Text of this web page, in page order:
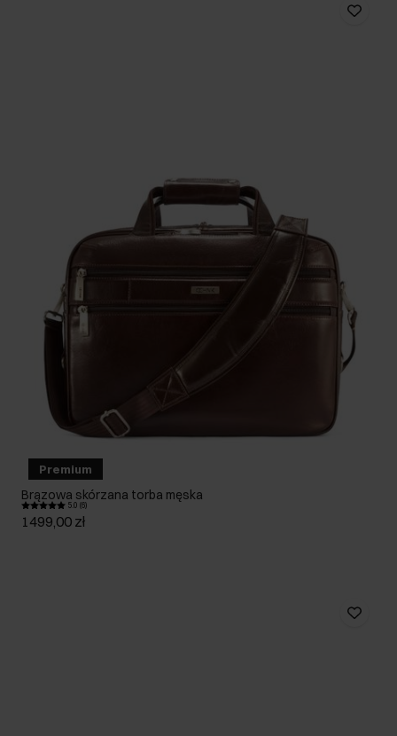
Premium
Brązowa skórzana torba męska
5.0 (6)
1499,00 zł